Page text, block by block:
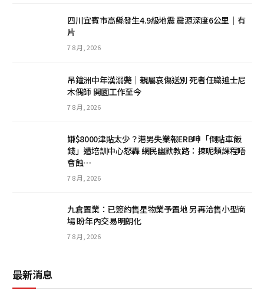
四川宜賓市高縣發生4.9級地震 震源深度6公里｜有
片
7 8 月, 2026
吊鐘洲中年漢溺斃｜親屬哀傷送別 死者任職迪士尼
木偶師 開園工作至今
7 8 月, 2026
嫌$8000津貼太少？港男失業報ERB呻「倒貼車飯
錢」遭培訓中心怒轟 網民幽默教路：揀呢類課程唔
會蝕…
7 8 月, 2026
九倉置業：已簽約售星物業予置地 另再洽售小型商
場 盼年內交易明朗化
7 8 月, 2026
最新消息